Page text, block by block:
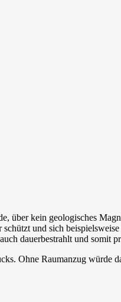
über kein geologisches
und sich
dauerbestrahlt und somit
Ohne Raumanzug würde